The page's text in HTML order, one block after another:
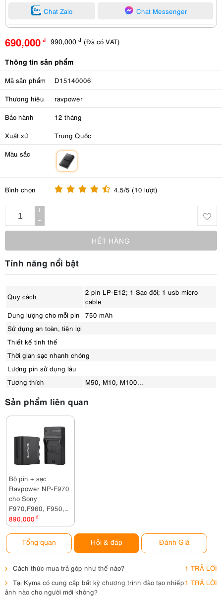
Chat Zalo Chat Messenger
690,000 đ 990,000 đ (Đã có VAT)
Thông tin sản phẩm
Mã sản phẩm D15140006
Thương hiệu ravpower
Bảo hành 12 tháng
Xuất xứ Trung Quốc
Màu sắc
Bình chọn 4.5/5 (10 lượt)
+
-
HẾT HÀNG
Tính năng nổi bật
Quy cách
2 pin LP-E12; 1 Sạc đôi; 1 usb micro
cable
Dung lượng cho mỗi pin
750 mAh
Sử dụng an toàn, tiện lợi
Thiết kế tinh thế
Thời gian sạc nhanh chóng
Lượng pin sử dụng lâu
Tương thích
M50, M10, M100...
Sản phẩm liên quan
Bộ pin + sạc
Ravpower NP-F970
cho Sony
F970,F960, F950,
F550, F750, FM50,
FM70, FM90, PAN
VDB1, VDB2, JVC
V607u, V617u
890,000 đ
Tổng quan Hỏi & đáp Đánh Giá
Cách thức mua trả góp như thế nào?
1 TRẢ LỜI
Tại Kyma có cung cấp bất kỳ chương trình đào tạo nhiếp
ảnh nào cho người mới không?
1 TRẢ LỜI